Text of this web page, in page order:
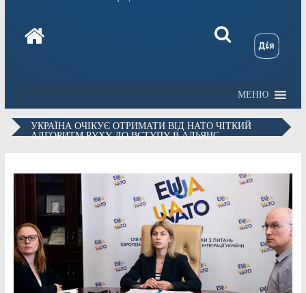
МЕНЮ
УКРАЇНА ОЧІКУЄ ОТРИМАТИ ВІД НАТО ЧІТКИЙ
АЛГОРИТМ РУХУ ДО ВСТУПУ В АЛЬЯНС